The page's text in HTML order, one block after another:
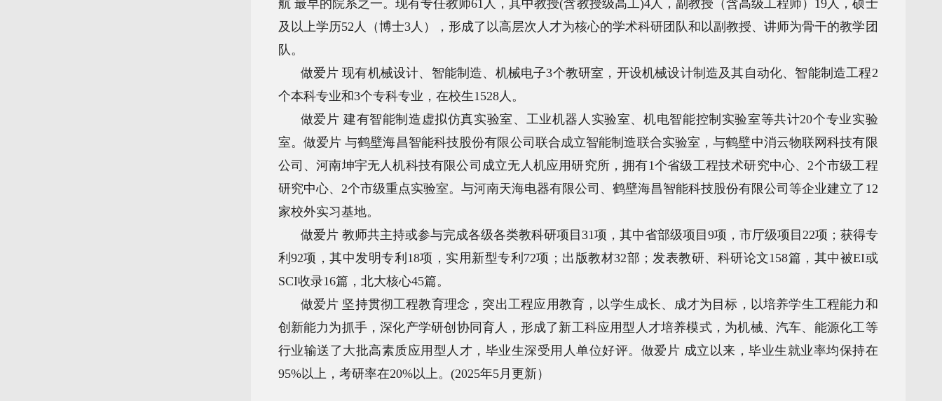
航 最早的院系之一。现有专任教师61人，其中教授(含教授级高工)4人，副教授（含高级工程师）19人，硕士
及以上学历52人（博士3人），形成了以高层次人才为核心的学术科研团队和以副教授、讲师为骨干的教学团
队。
做爱片 现有机械设计、智能制造、机械电子3个教研室，开设机械设计制造及其自动化、智能制造工程2
个本科专业和3个专科专业，在校生1528人。
做爱片 建有智能制造虚拟仿真实验室、工业机器人实验室、机电智能控制实验室等共计20个专业实验
室。做爱片 与鹤壁海昌智能科技股份有限公司联合成立智能制造联合实验室，与鹤壁中消云物联网科技有限
公司、河南坤宇无人机科技有限公司成立无人机应用研究所，拥有1个省级工程技术研究中心、2个市级工程
研究中心、2个市级重点实验室。与河南天海电器有限公司、鹤壁海昌智能科技股份有限公司等企业建立了12
家校外实习基地。
做爱片 教师共主持或参与完成各级各类教科研项目31项，其中省部级项目9项，市厅级项目22项；获得专
利92项，其中发明专利18项，实用新型专利72项；出版教材32部；发表教研、科研论文158篇，其中被EI或
SCI收录16篇，北大核心45篇。
做爱片 坚持贯彻工程教育理念，突出工程应用教育，以学生成长、成才为目标，以培养学生工程能力和
创新能力为抓手，深化产学研创协同育人，形成了新工科应用型人才培养模式，为机械、汽车、能源化工等
行业输送了大批高素质应用型人才，毕业生深受用人单位好评。做爱片 成立以来，毕业生就业率均保持在
95%以上，考研率在20%以上。(2025年5月更新）